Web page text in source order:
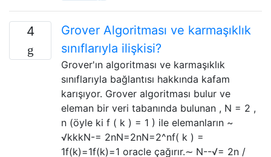
4
Grover Algoritması ve karmaşıklık
sınıflarıyla ilişkisi?
Grover'ın algoritması ve karmaşıklık
sınıflarıyla bağlantısı hakkında kafam
karışıyor. Grover algoritması bulur ve
eleman bir veri tabanında bulunan , N = 2 ,
n (öyle ki f ( k ) = 1 ) ile elemanların ~
√kkkN-= 2nN=2nN=2^nf( k ) =
1f(k)=1f(k)=1 oracle çağırır.∼ N--√= 2n /